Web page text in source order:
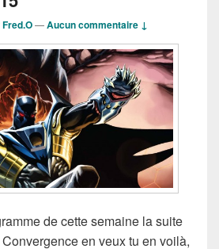
Fred.O—Aucun commentaire ↓
de cette semaine la suite
en veux tu en voilà,